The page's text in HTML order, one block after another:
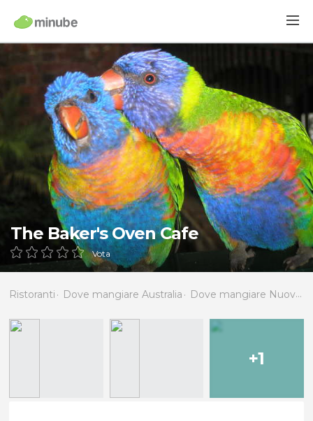
The Baker's Oven Cafe
Vota
Ristoranti Dove mangiare Australia Dove mangiare Nuovo Galles del Sud
+1